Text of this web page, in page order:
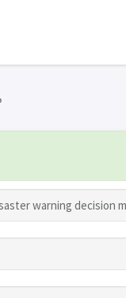
warning decision